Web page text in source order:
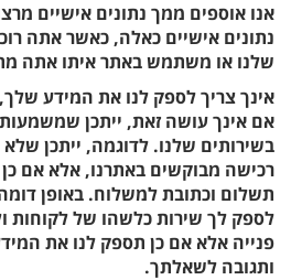
אנו אוספים ממך נתונים אישיים
נתונים אישיים כאלה, כאשר אתה
שלנו או משתמש באתר איתו אתה
אינך צריך לספק לנו את המידע
אם אינך עושה זאת, ייתכן
בשירותים שלנו. לדוגמה, ייתכן
רכישה מבוקשים באתרנו, אלא אם
תשלום וכתובת למשלוח. באופן
לספק לך שירות כלשהו של לקוחות
פנייה אלא אם כן תספק לנו את
ותגובה לשאלתך.